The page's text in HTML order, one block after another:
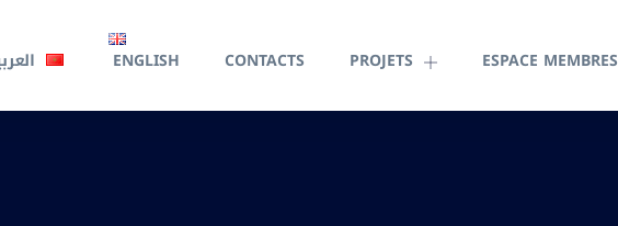
ENGLISH CONTACTS PROJETS ESPACE MEMBRES